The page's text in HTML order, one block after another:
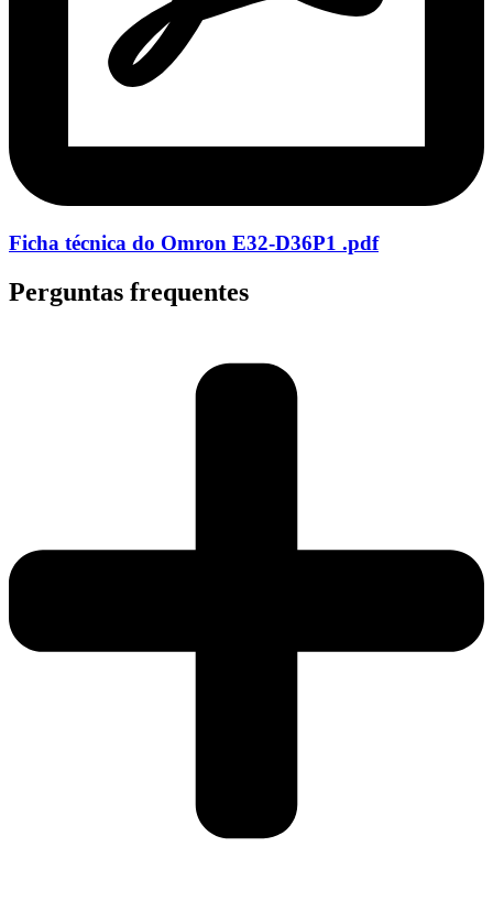
Ficha técnica do Omron E32-D36P1 .pdf
Perguntas frequentes